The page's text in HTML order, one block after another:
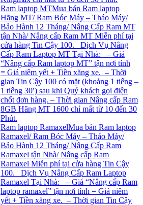
Ram laptop MTMua bán Ram laptop
Hãng MT/ Ram Bóc Máy – Tháo Máy/
Bảo Hành 12 Tháng/ Nâng Cấp Ram MT
tận Nhà/ Nâng cấp Ram MT Miễn phí tại
cửa hàng Tin Cậy 100. Dịch Vụ Nâng
Cấp Ram Laptop MT Tại Nhà: – Giá
“Nâng cấp Ram laptop MT” tận nơi tính
= Giá niêm yết + Tiền xăng xe. – Thời
gian Tin Cậy 100 có mặt (khoảng 1 tiếng –
1 tiếng 30′) sau khi Quý khách gọi điện
chốt đơn hàng. – Thời gian Nâng cấp Ram
8GB Hãng MT 1600 chỉ mất từ 10 đến 30
Phút.
Ram laptop RamaxelMua bán Ram laptop
Ramaxel/ Ram Bóc Máy – Tháo Máy/
Bảo Hành 12 Tháng/ Nâng Cấp Ram
Ramaxel tận Nhà/ Nâng cấp Ram
Ramaxel Miễn phí tại cửa hàng Tin Cậy
100. Dịch Vụ Nâng Cấp Ram Laptop
Ramaxel Tại Nhà: – Giá “Nâng cấp Ram
laptop ramaxel” tận nơi tính = Giá niêm
yết + Tiền xăng xe. – Thời gian Tin Cậy